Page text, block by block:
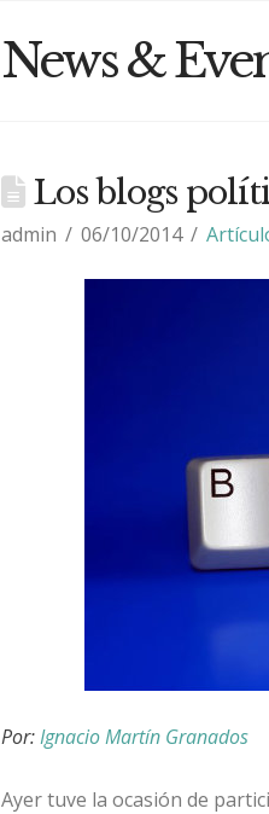
News &
Los blogs
admin 06/10/2014
Por:Ignacio Martín Granados
Ayer tuve la ocasión de